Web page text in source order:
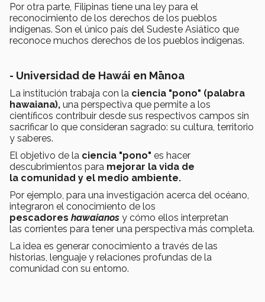
Por otra parte, Filipinas tiene una ley para el
reconocimiento de los derechos de los pueblos
indígenas. Son el único país del Sudeste Asiático que
reconoce muchos derechos de los pueblos indígenas.
- Universidad de Hawái en Mānoa
La institución trabaja con la ciencia "pono" (palabra
hawaiana), una perspectiva que permite a los
científicos contribuir desde sus respectivos campos sin
sacrificar lo que consideran sagrado: su cultura, territorio
y saberes.
El objetivo de la ciencia "pono" es hacer
descubrimientos para mejorar la vida de
la comunidad y el medio ambiente.
Por ejemplo, para una investigación acerca del océano,
integraron el conocimiento de los
pescadores hawaianos y cómo ellos interpretan
las corrientes para tener una perspectiva más completa.
La idea es generar conocimiento a través de las
historias, lenguaje y relaciones profundas de la
comunidad con su entorno.